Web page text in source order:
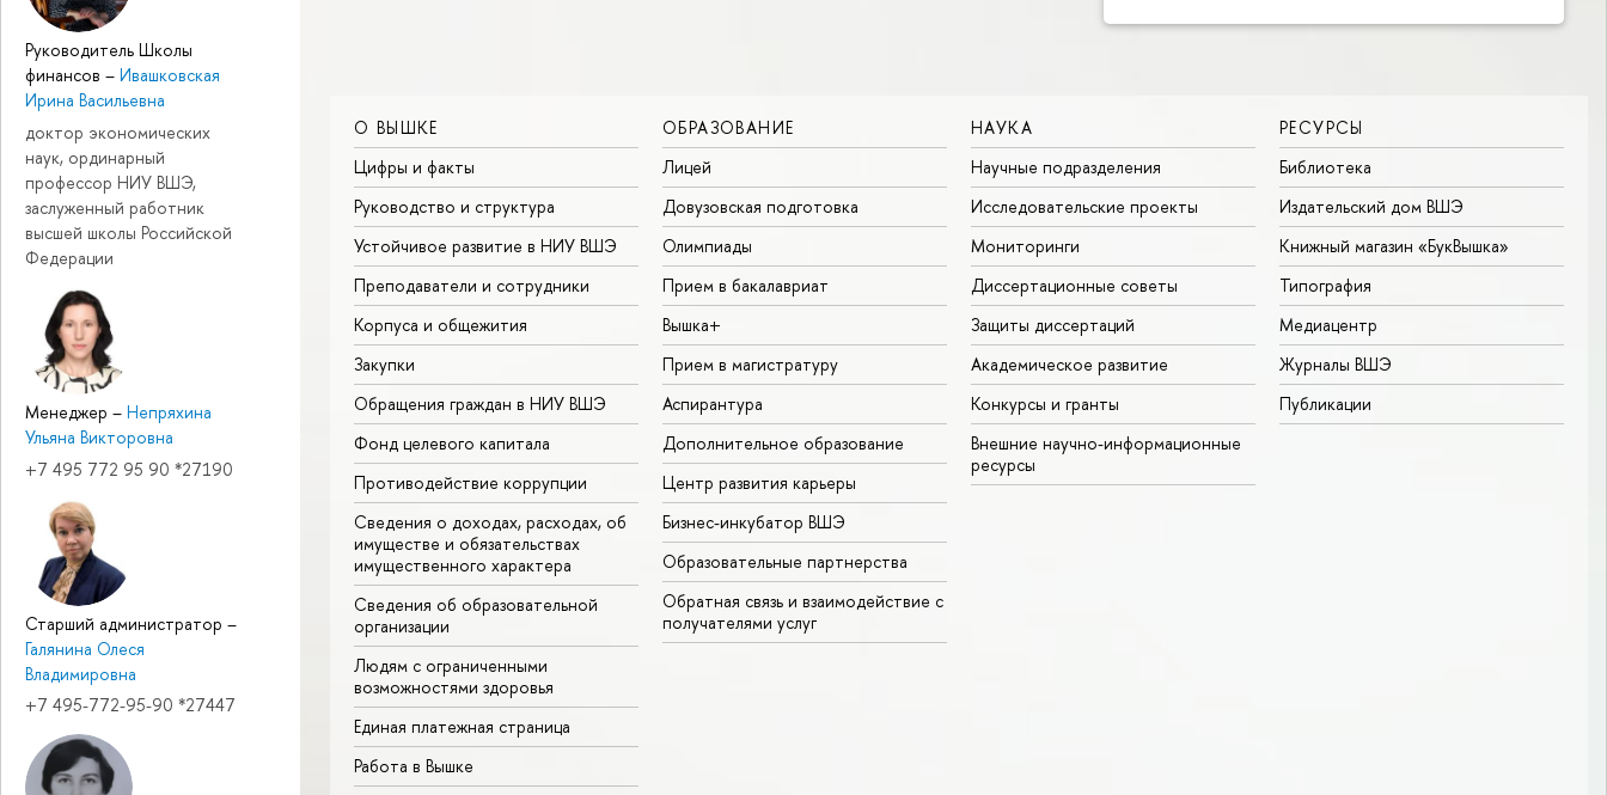
Руководитель Школы
финансов – Ивашковская
Ирина Васильевна
доктор экономических
наук, ординарный
профессор НИУ ВШЭ,
заслуженный работник
высшей школы Российской
Федерации
Менеджер – Непряхина
Ульяна Викторовна
+7 495 772 95 90 *27190
Старший администратор –
Галянина Олеся
Владимировна
+7 495-772-95-90 *27447
О ВЫШКЕ
Цифры и факты
Руководство и структура
Устойчивое развитие в НИУ ВШЭ
Преподаватели и сотрудники
Корпуса и общежития
Закупки
Обращения граждан в НИУ ВШЭ
Фонд целевого капитала
Противодействие коррупции
Сведения о доходах, расходах, об
имуществе и обязательствах
имущественного характера
Сведения об образовательной
организации
Людям с ограниченными
возможностями здоровья
Единая платежная страница
Работа в Вышке
ОБРАЗОВАНИЕ
Лицей
Довузовская подготовка
Олимпиады
Прием в бакалавриат
Вышка+
Прием в магистратуру
Аспирантура
Дополнительное образование
Центр развития карьеры
Бизнес-инкубатор ВШЭ
Образовательные партнерства
Обратная связь и взаимодействие с
получателями услуг
НАУКА
Научные подразделения
Исследовательские проекты
Мониторинги
Диссертационные советы
Защиты диссертаций
Академическое развитие
Конкурсы и гранты
Внешние научно-информационные
ресурсы
РЕСУРСЫ
Библиотека
Издательский дом ВШЭ
Книжный магазин «БукВышка»
Типография
Медиацентр
Журналы ВШЭ
Публикации